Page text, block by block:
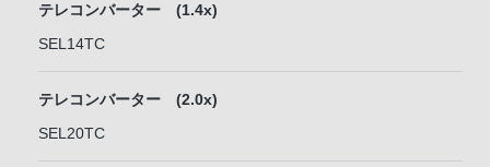
テレコンバーター (1.4x)
SEL14TC
テレコンバーター (2.0x)
SEL20TC